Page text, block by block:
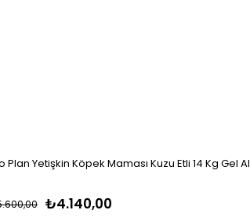
Plan Yetişkin Köpek Maması Kuzu Etli 14 Kg Gel Al
₺4.140,00